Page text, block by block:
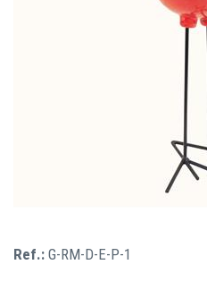
Ref.: G-RM-D-E-P-1